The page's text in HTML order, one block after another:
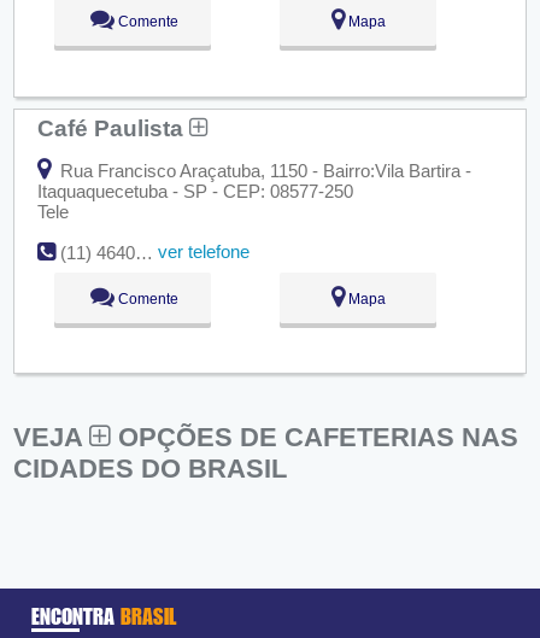
Comente Mapa
Café Paulista
Rua Francisco Araçatuba, 1150 - Bairro:Vila Bartira -
Itaquaquecetuba - SP - CEP: 08577-250
Tele
(11) 4640-3606
ver telefone
Comente Mapa
VEJA
OPÇÕES DE CAFETERIAS NAS
CIDADES DO BRASIL
ENCONTRA BRASIL